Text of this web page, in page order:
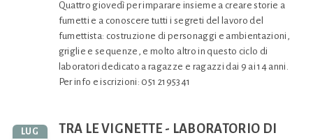
Quattro giovedì per imparare insieme a creare storie a
fumetti e a conoscere tutti i segreti del lavoro del
fumettista: costruzione di personaggi e ambientazioni,
griglie e sequenze, e molto altro in questo ciclo di
laboratori dedicato a ragazze e ragazzi dai 9 ai 14 anni.
Per info e iscrizioni: 051 2195341
LUG
TRA LE VIGNETTE - LABORATORIO DI